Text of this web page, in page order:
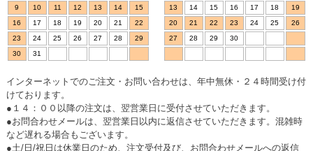
9
10 11 12 13 14
15
16
17 18 19 20 21
22
23
24 25 26 27 28
29
30
31
13
14 15 16 17 18
19
20
21 22 23 24 25
26
27
28 29 30
インターネットでのご注文・お問い合わせは、年中無休・２４時間受け付
けております。
●１４：００以降の注文は、翌営業日に受付させていただきます。
●お問合わせメールは、翌営業日以内に返信させていただきます。混雑時
など遅れる場合もございます。
●土/日/祝日は休業日のため、注文受付及び、お問合わせメールへの返信